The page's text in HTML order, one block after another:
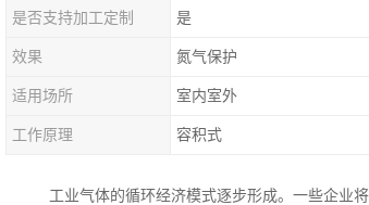
是否支持加工定制 是
效果 氮气保护
适用场所 室内室外
工作原理 容积式
工业气体的循环经济模式逐步形成。一些企业